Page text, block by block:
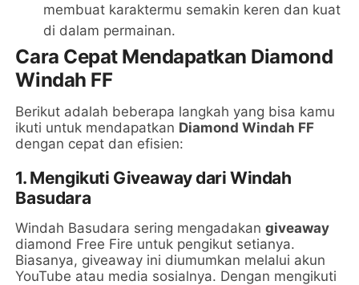
membuat karaktermu semakin keren dan kuat
di dalam permainan.
Cara Cepat Mendapatkan Diamond
Windah FF
Berikut adalah beberapa langkah yang bisa kamu
ikuti untuk mendapatkan Diamond Windah FF
dengan cepat dan efisien:
1. Mengikuti Giveaway dari Windah
Basudara
Windah Basudara sering mengadakangiveaway
diamond Free Fire untuk pengikut setianya.
Biasanya, giveaway ini diumumkan melalui akun
YouTube atau media sosialnya. Dengan mengikuti